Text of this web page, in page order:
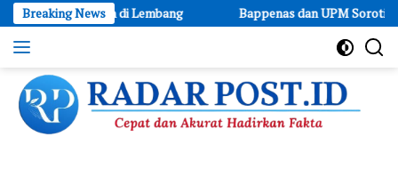
Skip
to
content
Breaking News
di Lembang Bappenas dan UPM Soroti Kedaulatan
dan
Akurat
Hadirkan
Fakta